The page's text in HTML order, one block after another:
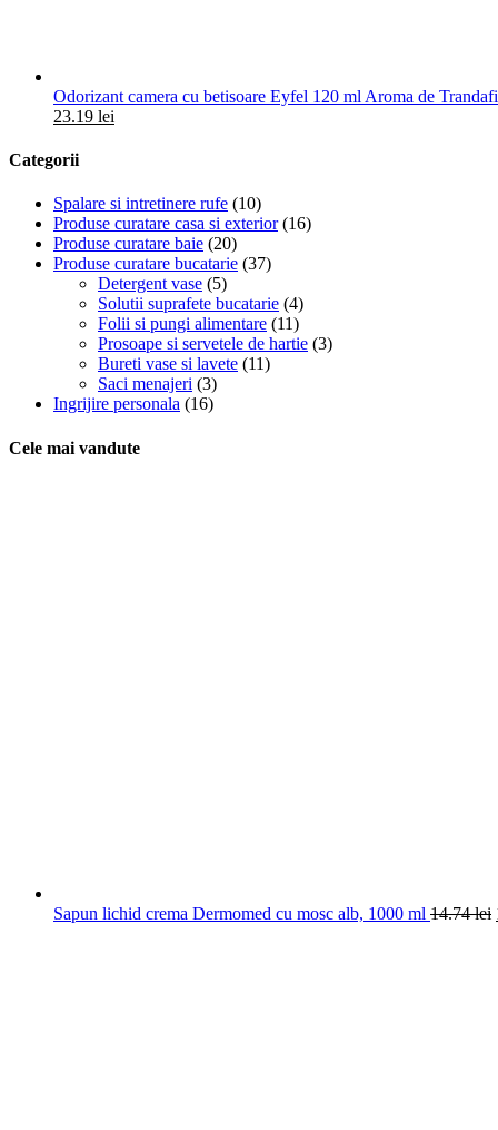
Odorizant camera cu betisoare Eyfel 120 ml Aroma de
23.19 lei
Categorii
Spalare si intretinere rufe (10)
Produse curatare casa si exterior (16)
Produse curatare baie (20)
Produse curatare bucatarie (37)
Detergent vase (5)
Solutii suprafete bucatarie (4)
Folii si pungi alimentare (11)
Prosoape si servetele de hartie (3)
Bureti vase si lavete (11)
Saci menajeri (3)
Ingrijire personala (16)
Cele mai vandute
Sapun lichid crema Dermomed cu mosc alb, 1000 ml 14.74lei